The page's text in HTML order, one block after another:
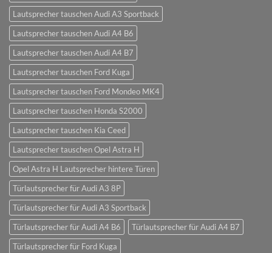
Lautsprecher tauschen Audi A3 Sportback
Lautsprecher tauschen Audi A4 B6
Lautsprecher tauschen Audi A4 B7
Lautsprecher tauschen Ford Kuga
Lautsprecher tauschen Ford Mondeo MK4
Lautsprecher tauschen Honda S2000
Lautsprecher tauschen Kia Ceed
Lautsprecher tauschen Opel Astra H
Opel Astra H Lautsprecher hintere Türen
Türlautsprecher für Audi A3 8P
Türlautsprecher für Audi A3 Sportback
Türlautsprecher für Audi A4 B6
Türlautsprecher für Audi A4 B7
Türlautsprecher für Ford Kuga